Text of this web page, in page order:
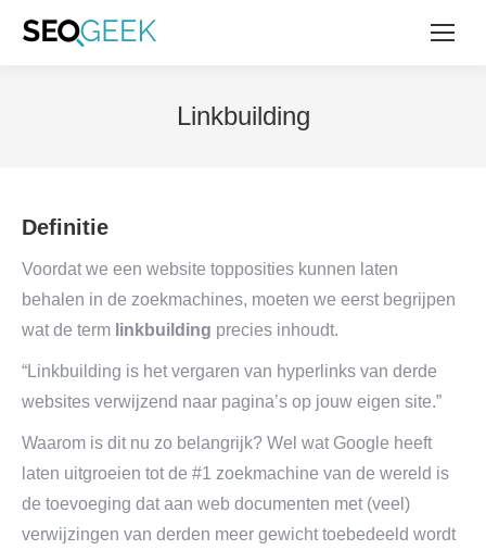
Linkbuilding
Definitie
Voordat we een website topposities kunnen laten
behalen in de zoekmachines, moeten we eerst begrijpen
wat de term linkbuilding precies inhoudt.
“Linkbuilding is het vergaren van hyperlinks van derde
websites verwijzend naar pagina’s op jouw eigen site.”
Waarom is dit nu zo belangrijk? Wel wat Google heeft
laten uitgroeien tot de #1 zoekmachine van de wereld is
de toevoeging dat aan web documenten met (veel)
verwijzingen van derden meer gewicht toebedeeld wordt